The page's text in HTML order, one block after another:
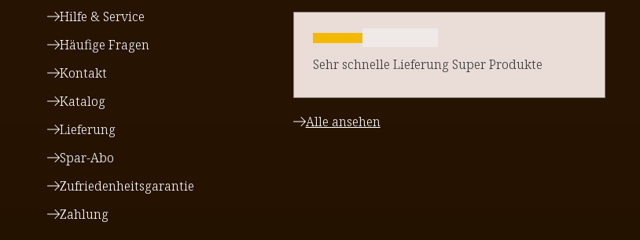
Hilfe & Service
Häufige Fragen
Kontakt
Katalog
Lieferung
Spar-Abo
Zufriedenheitsgarantie
Zahlung
Sehr schnelle Lieferung Super Produkte
Alle ansehen